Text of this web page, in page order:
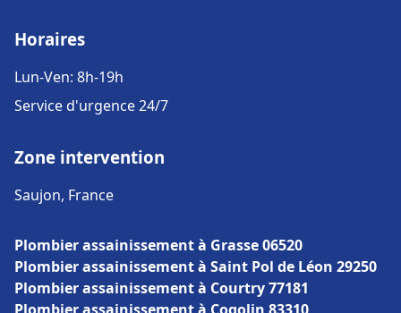
Horaires
Lun-Ven: 8h-19h
Service d'urgence 24/7
Zone intervention
Saujon, France
Plombier assainissement à Grasse 06520
Plombier assainissement à Saint Pol de Léon 29250
Plombier assainissement à Courtry 77181